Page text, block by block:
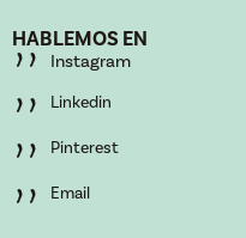
HABLEMOS EN
’’ Instagram
’’ Linkedin
’’ Pinterest
’’ Email